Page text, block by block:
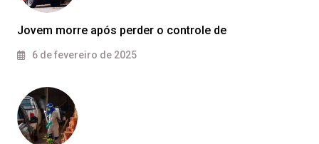
Jovem morre após perder o controle de
6 de fevereiro de 2025